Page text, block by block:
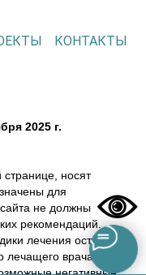
КОНТАКТЫ
2025 г.
носят
для
не должны
рекомендаций.
лечения остается
лечащего врача! ООО